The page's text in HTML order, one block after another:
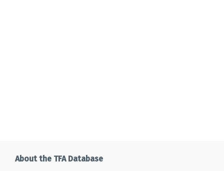
About the TFA Database